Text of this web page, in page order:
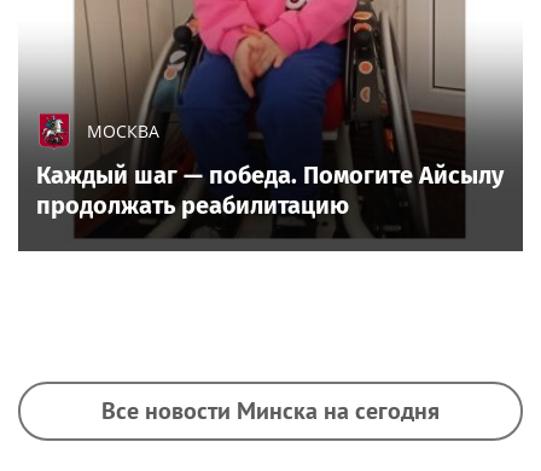
МОСКВА
Каждый шаг — победа. Помогите Айсылу
продолжать реабилитацию
Все новости Минска на сегодня